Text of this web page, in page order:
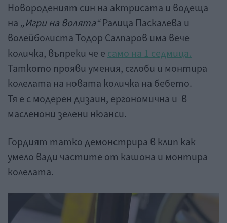
Новороденият син на актрисата и водеща
на „Игри на волята“Ралица Паскалева и
волейболиста Тодор Салпаров има вече
количка, въпреки че есамо на 1 седмица.
Таткото прояви умения, сглоби и монтира
колелата на новата количка на бебето.
Тя е с модерен дизаин, ергономична и в
масленони зелени нюанси.
Гордият татко демонстрира в клип как
умело вади частите от кашона и монтира
колелата.